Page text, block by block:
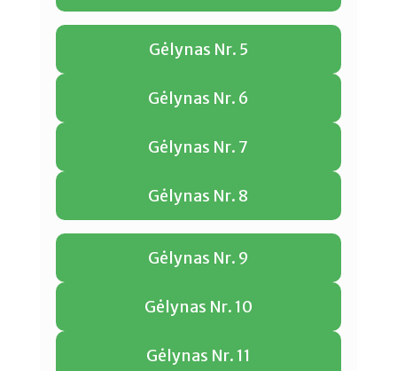
Gėlynas Nr. 5
Gėlynas Nr. 6
Gėlynas Nr. 7
Gėlynas Nr. 8
Gėlynas Nr. 9
Gėlynas Nr. 10
Gėlynas Nr. 11